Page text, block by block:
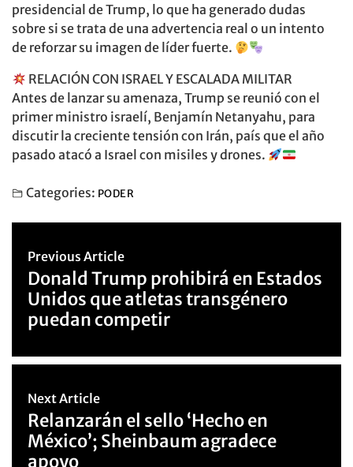
presidencial de Trump, lo que ha generado dudas
sobre si se trata de una advertencia real o un intento
de reforzar su imagen de líder fuerte.
RELACIÓN CON ISRAEL Y ESCALADA MILITAR
Antes de lanzar su amenaza, Trump se reunió con el
primer ministro israelí, Benjamín Netanyahu, para
discutir la creciente tensión con Irán, país que el año
pasado atacó a Israel con misiles y drones.
Categories: PODER
Previous Article
Donald Trump prohibirá en Estados
Unidos que atletas transgénero
puedan competir
Next Article
Relanzarán el sello ‘Hecho en
México’; Sheinbaum agradece
apoyo